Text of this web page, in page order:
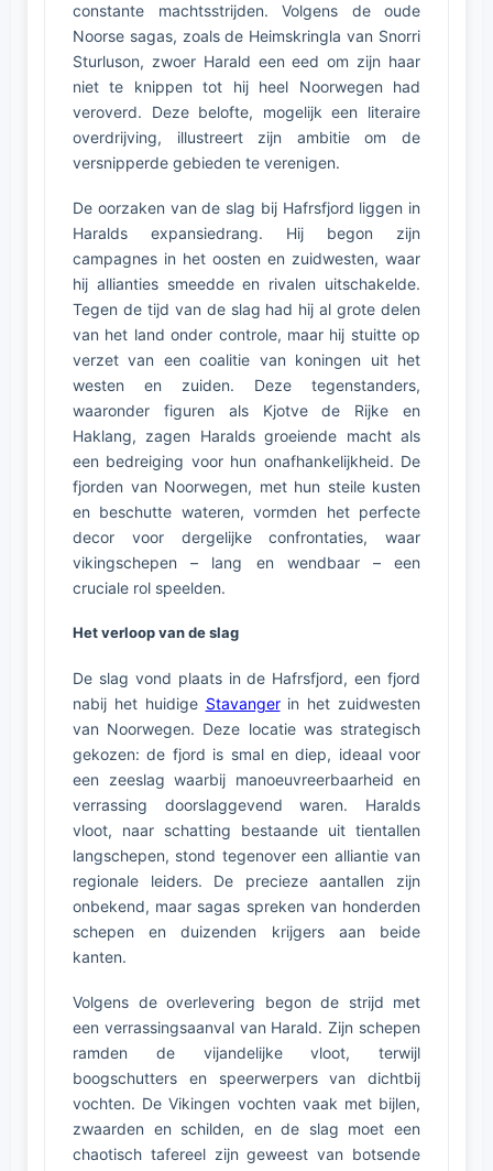
constante machtsstrijden. Volgens de oude
Noorse sagas, zoals de Heimskringla van Snorri
Sturluson, zwoer Harald een eed om zijn haar
niet te knippen tot hij heel Noorwegen had
veroverd. Deze belofte, mogelijk een literaire
overdrijving, illustreert zijn ambitie om de
versnipperde gebieden te verenigen.
De oorzaken van de slag bij Hafrsfjord liggen in
Haralds expansiedrang. Hij begon zijn
campagnes in het oosten en zuidwesten, waar
hij allianties smeedde en rivalen uitschakelde.
Tegen de tijd van de slag had hij al grote delen
van het land onder controle, maar hij stuitte op
verzet van een coalitie van koningen uit het
westen en zuiden. Deze tegenstanders,
waaronder figuren als Kjotve de Rijke en
Haklang, zagen Haralds groeiende macht als
een bedreiging voor hun onafhankelijkheid. De
fjorden van Noorwegen, met hun steile kusten
en beschutte wateren, vormden het perfecte
decor voor dergelijke confrontaties, waar
vikingschepen – lang en wendbaar – een
cruciale rol speelden.
Het verloop van de slag
De slag vond plaats in de Hafrsfjord, een fjord
nabij het huidige Stavangerin het zuidwesten
van Noorwegen. Deze locatie was strategisch
gekozen: de fjord is smal en diep, ideaal voor
een zeeslag waarbij manoeuvreerbaarheid en
verrassing doorslaggevend waren. Haralds
vloot, naar schatting bestaande uit tientallen
langschepen, stond tegenover een alliantie van
regionale leiders. De precieze aantallen zijn
onbekend, maar sagas spreken van honderden
schepen en duizenden krijgers aan beide
kanten.
Volgens de overlevering begon de strijd met
een verrassingsaanval van Harald. Zijn schepen
ramden de vijandelijke vloot, terwijl
boogschutters en speerwerpers van dichtbij
vochten. De Vikingen vochten vaak met bijlen,
zwaarden en schilden, en de slag moet een
chaotisch tafereel zijn geweest van botsende